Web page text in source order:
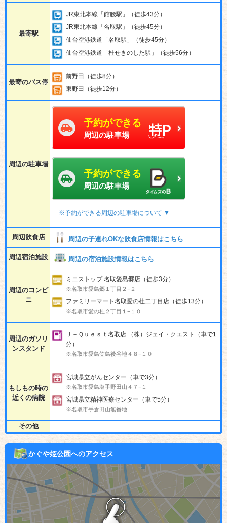
最寄駅
JR東北本線「館腰駅」（徒歩43分）
JR東北本線「名取駅」（徒歩45分）
仙台空港鉄道「名取駅」（徒歩45分）
仙台空港鉄道「杜せきのした駅」（徒歩56分）
最寄のバス停
前野田（徒歩8分）
東野田（徒歩12分）
周辺の駐車場
予約ができる
周辺の駐車場
予約ができる
周辺の駐車場
※予約ができる周辺の駐車場について ▼
周辺飲食店 周辺の子連れOKな飲食店情報はこちら
周辺宿泊施設 周辺の宿泊施設情報はこちら
周辺のコンビ
ニ
ミニストップ 名取愛島郷店（徒歩3分）
※名取市愛島郷１丁目２−２
ファミリーマート名取愛の杜二丁目店（徒歩13分）
※名取市愛の杜２丁目１−１０
周辺のガソリ
ンスタンド
Ｊ－Ｑｕｅｓｔ名取店 （株）ジェイ・クエスト（車で1
分）
※名取市愛島笠島後谷地４８−１０
もしもの時の
近くの病院
宮城県立がんセンター（車で3分）
※名取市愛島塩手野田山４７−１
宮城県立精神医療センター（車で5分）
※名取市手倉田山無番地
その他
かぐや姫公園へのアクセス